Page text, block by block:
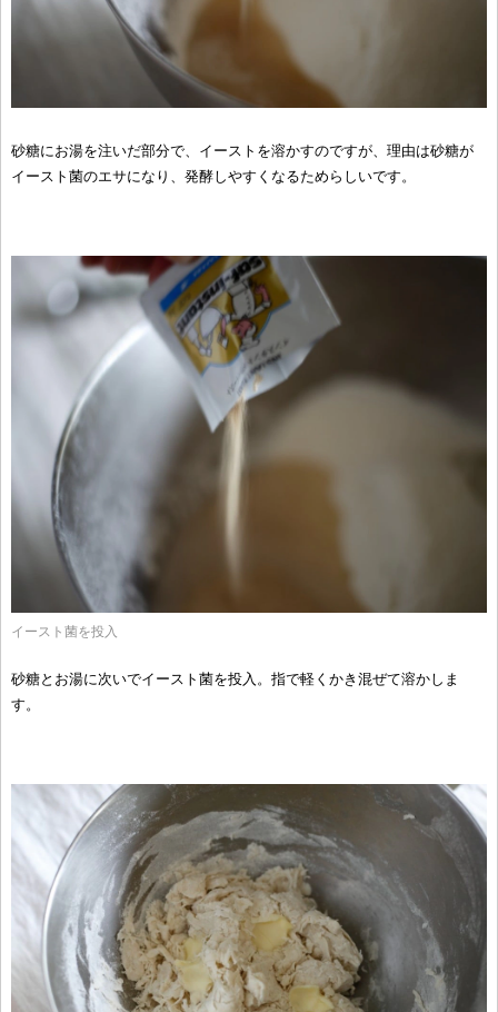
砂糖にお湯を注いだ部分で、イーストを溶かすのですが、理由は砂糖が
イースト菌のエサになり、発酵しやすくなるためらしいです。
イースト菌を投入
砂糖とお湯に次いでイースト菌を投入。指で軽くかき混ぜて溶かしま
す。